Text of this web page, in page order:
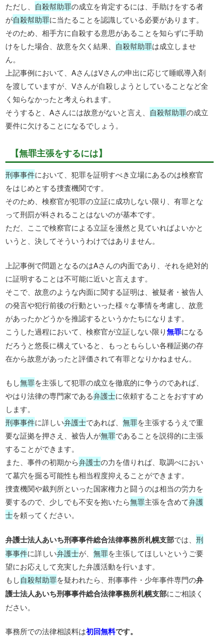
ただし、 自殺幇助罪の成立を肯定するには、手助けをする者
が自殺幇助罪に当たることを認識している必要があります。
そのため、相手方に自殺する意思があることを知らずに手助
けをした場合、故意を欠く結果、 自殺幇助罪は成立しませ
ん。
上記事例において、AさんはVさんの申出に応じて睡眠導入剤
を渡していますが、Vさんが自殺しようとしていることなど全
く知らなかったと考えられます。
そうすると、Aさんには故意がないと言え、 自殺幇助罪の成立
要件に欠けることになるでしょう。
【無罪主張をするには】
刑事事件において、犯罪を証明すべき立場にあるのは検察官
をはじめとする捜査機関です。
そのため、検察官が犯罪の立証に成功しない限り、有罪とな
って刑罰が科されることはないのが基本です。
ただ、ここで検察官による立証を漫然と見ていればよいかと
いうと、決してそういうわけではありません。
上記事例で問題となるのはAさんの内面であり、それを絶対的
に証明することは不可能に近いと言えます。
そこで、故意のような内面に関する証明は、被疑者・被告人
の発言や犯行前後の行動といった様々な事情を考慮し、故意
があったかどうかを推認するというかたちになります。
こうした過程において、検察官が立証しない限り無罪になる
だろうと悠長に構えていると、もっともらしい各種証拠の存
在から故意があったと評価されて有罪となりかねません。
もし無罪を主張して犯罪の成立を徹底的に争うのであれば、
やはり法律の専門家である弁護士に依頼することをおすすめ
します。
刑事事件に詳しい弁護士であれば、無罪を主張するうえで重
要な証拠を押さえ、被告人が無罪であることを説得的に主張
することができます。
また、事件の初期から弁護士の力を借りれば、取調べにおい
て墓穴を掘る可能性も相当程度抑えることができます。
捜査機関や裁判所といった国家権力と闘うのは相当の労力を
要するので、少しでも不安を抱いたら無罪主張を含めて弁護
士を頼ってください。
弁護士法人あいち刑事事件総合法律事務所札幌支部では、刑
事事件に詳しい弁護士が、無罪を主張してほしいというご要
望にお応えして充実した弁護活動を行います。
もし自殺幇助罪を疑われたら、刑事事件・少年事件専門の弁
護士法人あいち刑事事件総合法律事務所札幌支部にご相談く
ださい。
事務所での法律相談料は初回無料です。